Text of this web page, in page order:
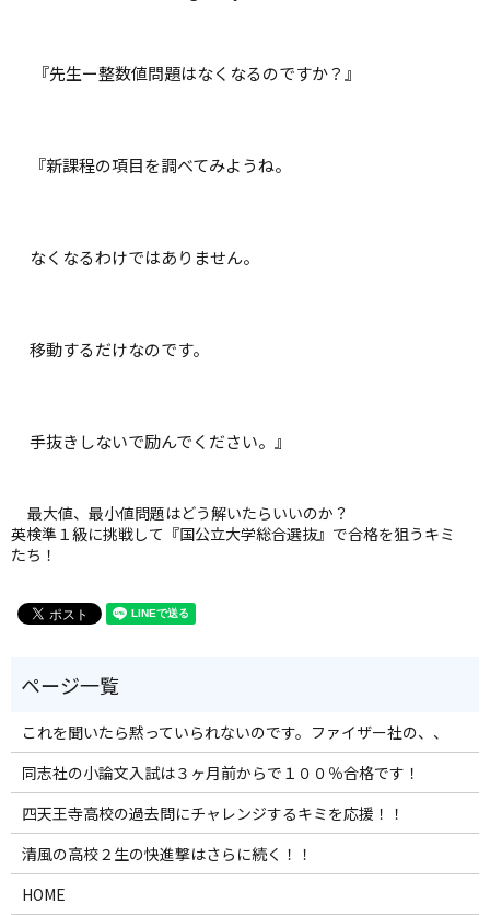
『先生ー整数値問題はなくなるのですか？』
『新課程の項目を調べてみようね。
なくなるわけではありません。
移動するだけなのです。
手抜きしないで励んでください。』
最大値、最小値問題はどう解いたらいいのか？
英検準１級に挑戦して『国公立大学総合選抜』で合格を狙うキミ
たち！
これを聞いたら黙っていられないのです。ファイザー社の、、
同志社の小論文入試は３ヶ月前からで１００％合格です！
四天王寺高校の過去問にチャレンジするキミを応援！！
清風の高校２生の快進撃はさらに続く！！
HOME